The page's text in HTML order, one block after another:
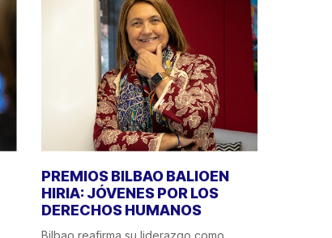
PREMIOS BILBAO BALIOEN
HIRIA: JÓVENES POR LOS
DERECHOS HUMANOS
Bilbao reafirma su liderazgo como